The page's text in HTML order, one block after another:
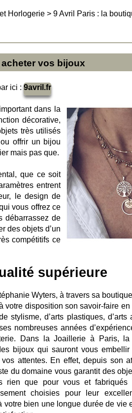
Horlogerie > 9 Avril Paris : la
vos bijoux
ici :9avril.fr
dans la
décorative,
très utilisés
offrir un bijou
mais pas que.
que ce soit
entrent
le design de
vous offrez ce
débarrassez de
des objets d’un
compétitifs ce
supérieure
Wyters, à travers sa
votre disposition son savoir-faire
stylisme, d’arts plastiques,
nombreuses années
Dans la Joaillerie à Paris, la
bijoux qui sauront vous embellir
vos attentes. En effet, depuis son
du domaine vous garantit des
rien que pour vous et fabriqués
choisies pour leur
votre bien une longue durée de vie